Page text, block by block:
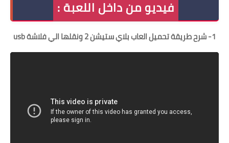
فيديو من داخل اللعبة :
1- شرح طريقة تحميل العاب بلاي ستيشن 2 ونقلها الي فلاشة usb